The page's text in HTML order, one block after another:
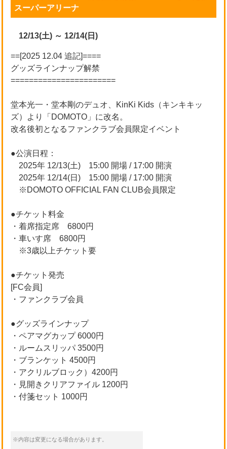
スーパーアリーナ
12/13(土) ～ 12/14(日)
==[2025 12.04 追記]====
グッズラインナップ解禁
=======================
堂本光一・堂本剛のデュオ、KinKi Kids（キンキキッ
ズ）より「DOMOTO」に改名。
改名後初となるファンクラブ会員限定イベント
●公演日程：
2025年 12/13(土) 15:00 開場 / 17:00 開演
2025年 12/14(日) 15:00 開場 / 17:00 開演
※DOMOTO OFFICIAL FAN CLUB会員限定
●チケット料金
・着席指定席 6800円
・車いす席 6800円
※3歳以上チケット要
●チケット発売
[FC会員]
・ファンクラブ会員
●グッズラインナップ
・ペアマグカップ 6000円
・ルームスリッパ 3500円
・ブランケット 4500円
・アクリルブロック）4200円
・見開きクリアファイル 1200円
・付箋セット 1000円
※内容は変更になる場合があります。